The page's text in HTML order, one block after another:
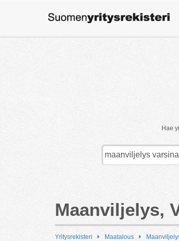
Hae
Maanviljelys,
Yritysrekisteri Maatalous